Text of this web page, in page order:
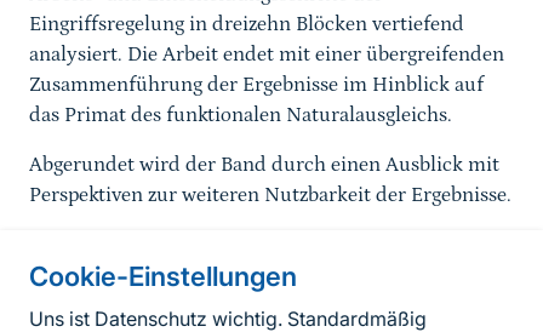
Cookie-Einstellungen
Uns ist Datenschutz wichtig. Standardmäßig
Eingriffsregelung in dreizehn Blöcken vertiefend
analysiert. Die Arbeit endet mit einer übergreifenden
Zusammenführung der Ergebnisse im Hinblick auf
das Primat des funktionalen Naturalausgleichs.
Abgerundet wird der Band durch einen Ausblick mit
Perspektiven zur weiteren Nutzbarkeit der Ergebnisse.
Informationen zur Seite